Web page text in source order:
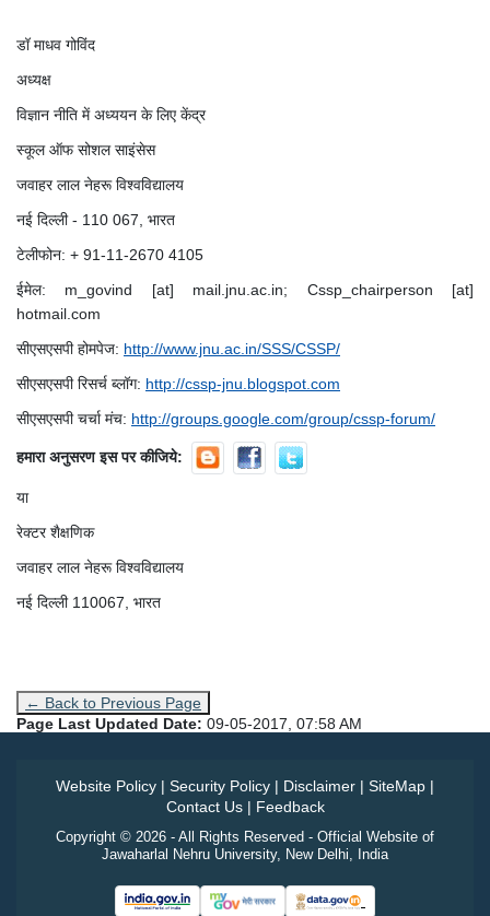
डॉ माधव गोविंद
अध्यक्ष
विज्ञान नीति में अध्ययन के लिए केंद्र
स्कूल ऑफ सोशल साइंसेस
जवाहर लाल नेहरू विश्वविद्यालय
नई दिल्ली - 110 067, भारत
टेलीफोन: + 91-11-2670 4105
ईमेल: m_govind [at] mail.jnu.ac.in; Cssp_chairperson [at]
hotmail.com
सीएसएसपी होमपेज: http://www.jnu.ac.in/SSS/CSSP/
सीएसएसपी रिसर्च ब्लॉग: http://cssp-jnu.blogspot.com
सीएसएसपी चर्चा मंच: http://groups.google.com/group/cssp-forum/
हमारा अनुसरण इस पर कीजिये:
या
रेक्टर शैक्षणिक
जवाहर लाल नेहरू विश्वविद्यालय
नई दिल्ली 110067, भारत
← Back to Previous Page
Page Last Updated Date: 09-05-2017, 07:58 AM
Website Policy | Security Policy | Disclaimer | SiteMap |
Contact Us| Feedback
Copyright © 2026 - All Rights Reserved - Official Website of
Jawaharlal Nehru University, New Delhi, India